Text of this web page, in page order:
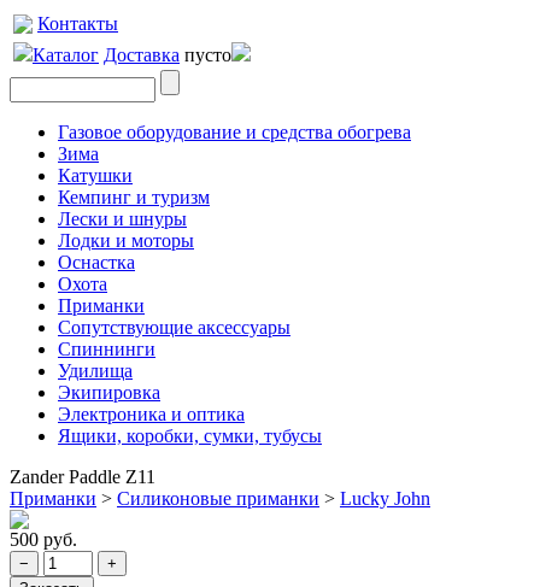
Контакты
Каталог Доставка пусто
Газовое оборудование и средства обогрева
Зима
Катушки
Кемпинг и туризм
Лески и шнуры
Лодки и моторы
Оснастка
Охота
Приманки
Сопутствующие аксессуары
Спиннинги
Удилища
Экипировка
Электроника и оптика
Ящики, коробки, сумки, тубусы
Zander Paddle Z11
Приманки > Силиконовые приманки > Lucky John
500 руб.